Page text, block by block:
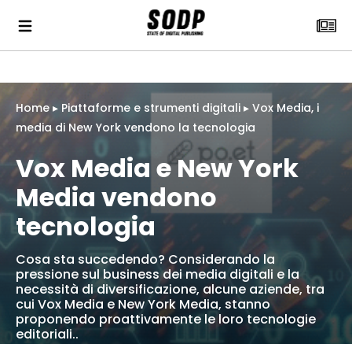
Home ▸ Piattaforme e strumenti digitali ▸ Vox Media, i
media di New York vendono la tecnologia
Vox Media e New York
Media vendono
tecnologia
Cosa sta succedendo? Considerando la
pressione sul business dei media digitali e la
necessità di diversificazione, alcune aziende, tra
cui Vox Media e New York Media, stanno
proponendo proattivamente le loro tecnologie
editoriali..